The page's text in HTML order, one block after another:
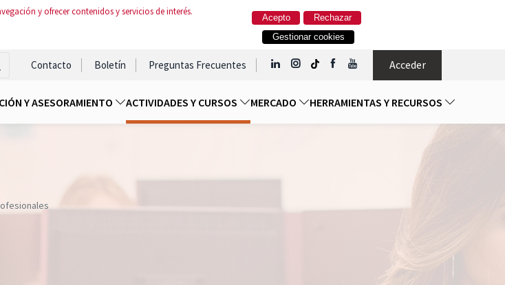
y ofrecer contenidos y servicios de interés.
Rechazar
Acepto
Gestionar cookies
Contacto Boletín Preguntas Frecuentes Acceder
Y ASESORAMIENTO ACTIVIDADES Y CURSOS MERCADO HERRAMIENTAS Y RECURSOS